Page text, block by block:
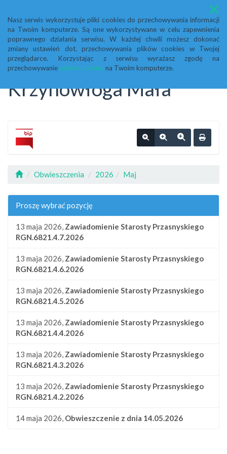
Nasz serwis wykorzystuje pliki cookies do przechowywania informacji
na Twoim komputerze. Są one wykorzystywane w celu zapewnienia
poprawnego działania serwisu. W każdej chwili możesz dokonać
zmiany ustawień dot. przechowywania plików cookies w Twojej
przeglądarce. Korzystając z serwisu wyrażasz zgodę na
przechowywanie plików cookiesna Twoim komputerze.
Menu
Biuletyn Informacji
Publicznej Urząd Gminy
Krzynowłoga Mała
Obwieszczenia 2026 Maj
Proszę wybrać pozycję
13 maja 2026, Zawiadomienie Starosty Przasnyskiego
RGN.6821.4.7.2026
13 maja 2026, Zawiadomienie Starosty Przasnyskiego
RGN.6821.4.6.2026
13 maja 2026, Zawiadomienie Starosty Przasnyskiego
RGN.6821.4.5.2026
13 maja 2026, Zawiadomienie Starosty Przasnyskiego
RGN.6821.4.4.2026
13 maja 2026, Zawiadomienie Starosty Przasnyskiego
RGN.6821.4.3.2026
13 maja 2026, Zawiadomienie Starosty Przasnyskiego
RGN.6821.4.2.2026
14 maja 2026, Obwieszczenie z dnia 14.05.2026